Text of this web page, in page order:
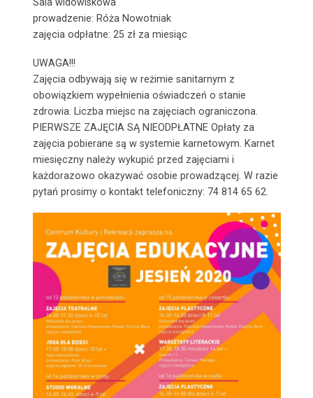
prowadzenie: Róża Nowotniak
zajęcia odpłatne: 25 zł za miesiąc
UWAGA!!!
Zajęcia odbywają się w reżimie sanitarnym z
obowiązkiem wypełnienia oświadczeń o stanie
zdrowia. Liczba miejsc na zajęciach ograniczona.
PIERWSZE ZAJĘCIA SĄ NIEODPŁATNE Opłaty za
zajęcia pobierane są w systemie karnetowym. Karnet
miesięczny należy wykupić przed zajęciami i
każdorazowo okazywać osobie prowadzącej. W razie
pytań prosimy o kontakt telefoniczny: 74 814 65 62.